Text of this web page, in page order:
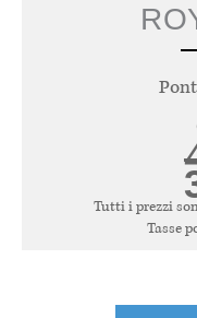
Tutti i prezzi
Tasse